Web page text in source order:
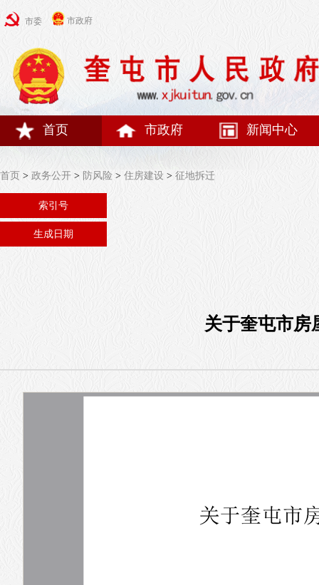
市委 市政府
首页 市政府 新闻中心
首页 > 政务公开 > 防风险 > 住房建设 > 征地拆迁
索引号
生成日期
关于奎屯市房